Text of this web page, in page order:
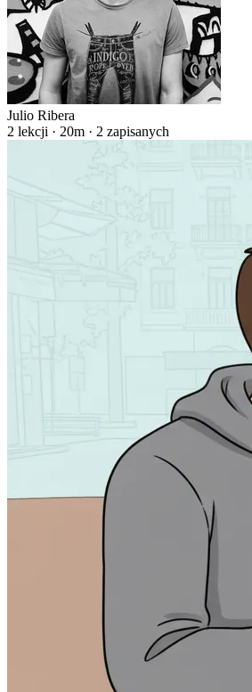
Julio Ribera
2 lekcji · 20m · 2 zapisanych